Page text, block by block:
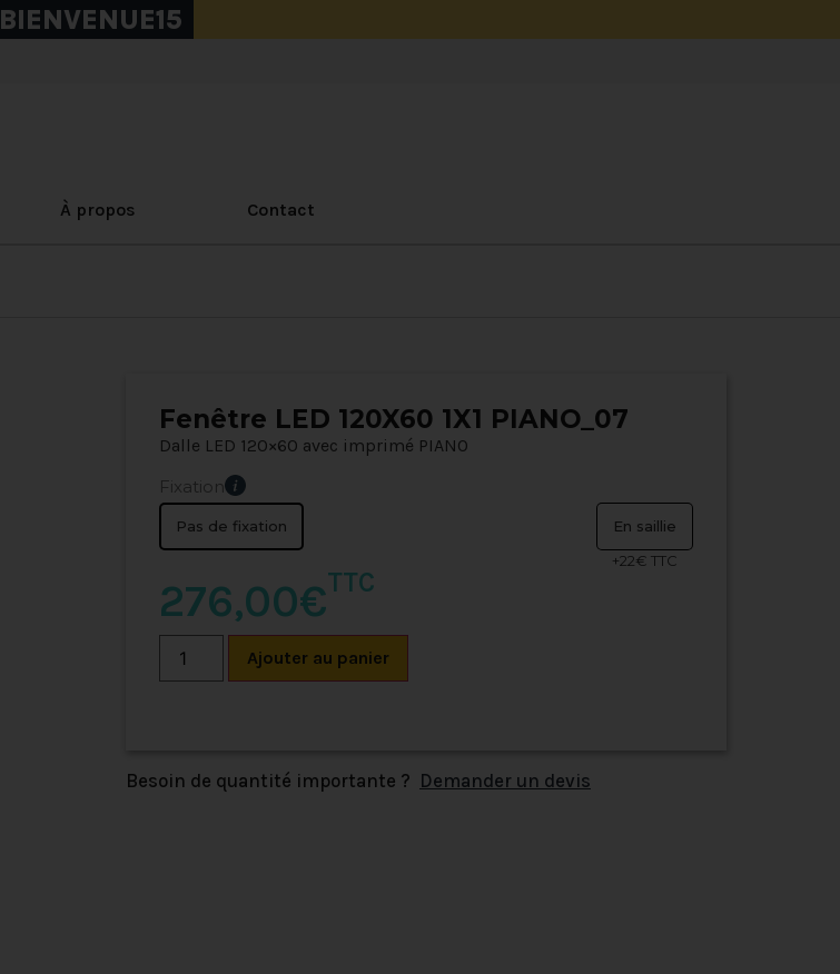
BIENVENUE15
À propos Contact
Fenêtre LED 120X60 1X1 PIANO_07
Dalle LED 120×60 avec imprimé PIANO
Fixation
Pas de fixation
En saillie
+22€ TTC
276,00€TTC
Ajouter au panier
Besoin de quantité importante ? Demander un devis